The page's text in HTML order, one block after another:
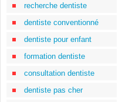
recherche dentiste
dentiste conventionné
dentiste pour enfant
formation dentiste
consultation dentiste
dentiste pas cher